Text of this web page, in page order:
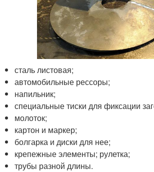
сталь листовая;
автомобильные рессоры;
напильник;
специальные тиски для фиксации
молоток;
картон и маркер;
болгарка и диски для нее;
крепежные элементы; рулетка;
трубы разной длины.